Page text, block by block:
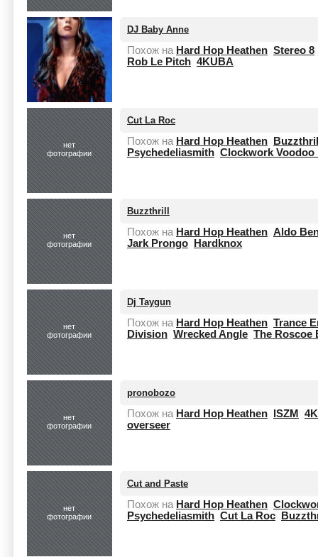
DJ Baby Anne
Похож на Hard Hop Heathen Stereo 8
Rob Le Pitch 4KUBA
нет
фотографии
Cut La Roc
Похож на Hard Hop Heathen
Psychedeliasmith Clockwork Voodoo
нет
фотографии
Buzzthrill
Похож на Hard Hop Heathen Aldo
Jark Prongo
Hardknox
нет
фотографии
Dj Taygun
Похож на Hard Hop Heathen Trance
Division Wrecked Angle The Roscoe
нет
фотографии
pronobozo
Похож на Hard Hop Heathen ISZM
overseer
нет
фотографии
Cut and Paste
Похож на Hard Hop Heathen
Psychedeliasmith Cut La Roc